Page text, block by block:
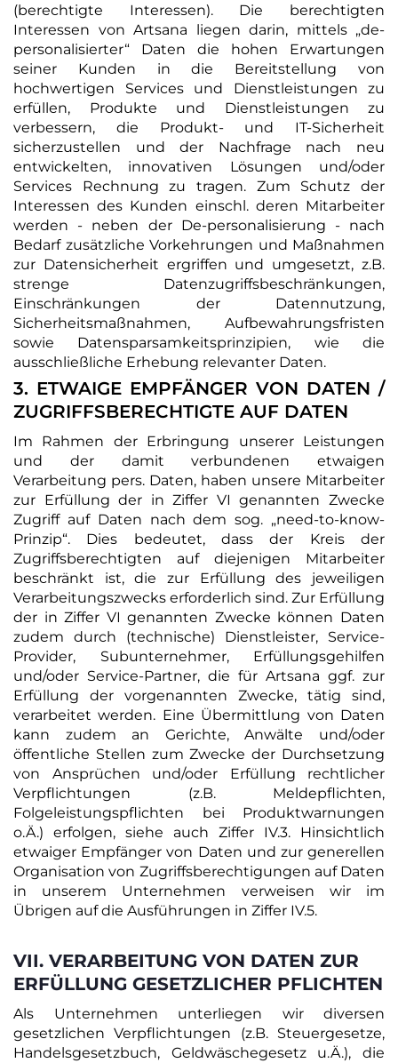
(berechtigte Interessen). Die berechtigten
Interessen von Artsana liegen darin, mittels „de-
personalisierter“ Daten die hohen Erwartungen
seiner Kunden in die Bereitstellung von
hochwertigen Services und Dienstleistungen zu
erfüllen, Produkte und Dienstleistungen zu
verbessern, die Produkt- und IT-Sicherheit
sicherzustellen und der Nachfrage nach neu
entwickelten, innovativen Lösungen und/oder
Services Rechnung zu tragen. Zum Schutz der
Interessen des Kunden einschl. deren Mitarbeiter
werden - neben der De-personalisierung - nach
Bedarf zusätzliche Vorkehrungen und Maßnahmen
zur Datensicherheit ergriffen und umgesetzt, z.B.
strenge Datenzugriffsbeschränkungen,
Einschränkungen der Datennutzung,
Sicherheitsmaßnahmen, Aufbewahrungsfristen
sowie Datensparsamkeitsprinzipien, wie die
ausschließliche Erhebung relevanter Daten.
3. ETWAIGE EMPFÄNGER VON DATEN /
ZUGRIFFSBERECHTIGTE AUF DATEN
Im Rahmen der Erbringung unserer Leistungen
und der damit verbundenen etwaigen
Verarbeitung pers. Daten, haben unsere Mitarbeiter
zur Erfüllung der in Ziffer VI genannten Zwecke
Zugriff auf Daten nach dem sog. „need-to-know-
Prinzip“. Dies bedeutet, dass der Kreis der
Zugriffsberechtigten auf diejenigen Mitarbeiter
beschränkt ist, die zur Erfüllung des jeweiligen
Verarbeitungszwecks erforderlich sind. Zur Erfüllung
der in Ziffer VI genannten Zwecke können Daten
zudem durch (technische) Dienstleister, Service-
Provider, Subunternehmer, Erfüllungsgehilfen
und/oder Service-Partner, die für Artsana ggf. zur
Erfüllung der vorgenannten Zwecke, tätig sind,
verarbeitet werden. Eine Übermittlung von Daten
kann zudem an Gerichte, Anwälte und/oder
öffentliche Stellen zum Zwecke der Durchsetzung
von Ansprüchen und/oder Erfüllung rechtlicher
Verpflichtungen (z.B. Meldepflichten,
Folgeleistungspflichten bei Produktwarnungen
o.Ä.) erfolgen, siehe auch Ziffer IV.3. Hinsichtlich
etwaiger Empfänger von Daten und zur generellen
Organisation von Zugriffsberechtigungen auf Daten
in unserem Unternehmen verweisen wir im
Übrigen auf die Ausführungen in Ziffer IV.5.
VII. VERARBEITUNG VON DATEN ZUR
ERFÜLLUNG GESETZLICHER PFLICHTEN
Als Unternehmen unterliegen wir diversen
gesetzlichen Verpflichtungen (z.B. Steuergesetze,
Handelsgesetzbuch, Geldwäschegesetz u.Ä.), die